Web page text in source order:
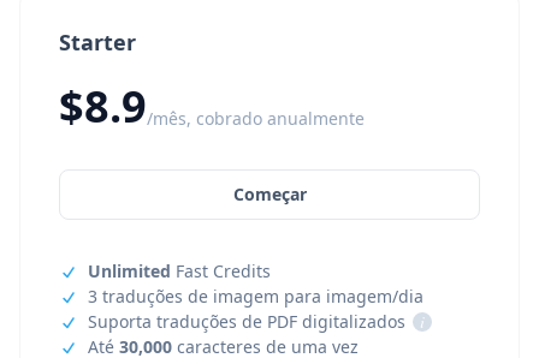
Starter
$8.9/mês, cobrado anualmente
Começar
Unlimited Fast Credits
3 traduções de imagem para imagem/dia
Suporta traduções de PDF digitalizados
i
Até 30,000 caracteres de uma vez